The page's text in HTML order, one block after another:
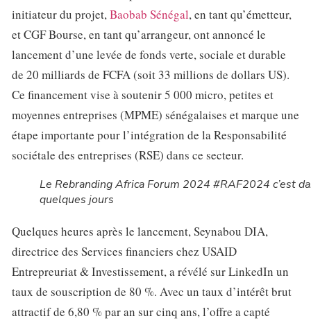
initiateur du projet,Baobab Sénégal, en tant qu’émetteur,
et CGF Bourse, en tant qu’arrangeur, ont annoncé le
lancement d’une levée de fonds verte, sociale et durable
de 20 milliards de FCFA (soit 33 millions de dollars US).
Ce financement vise à soutenir 5 000 micro, petites et
moyennes entreprises (MPME) sénégalaises et marque une
étape importante pour l’intégration de la Responsabilité
sociétale des entreprises (RSE) dans ce secteur.
Le Rebranding Africa Forum 2024 #RAF2024 c’est
quelques jours
Quelques heures après le lancement, Seynabou DIA,
directrice des Services financiers chez USAID
Entrepreuriat & Investissement, a révélé sur LinkedIn un
taux de souscription de 80 %. Avec un taux d’intérêt brut
attractif de 6,80 % par an sur cinq ans, l’offre a capté